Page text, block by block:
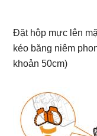
Đặt hộp mực lên
kéo băng niêm
khoản 50cm)